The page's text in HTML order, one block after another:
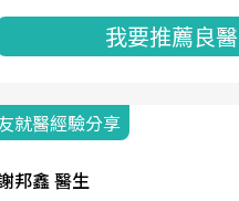
我要推薦良醫
就醫經驗分享
邦鑫 醫生